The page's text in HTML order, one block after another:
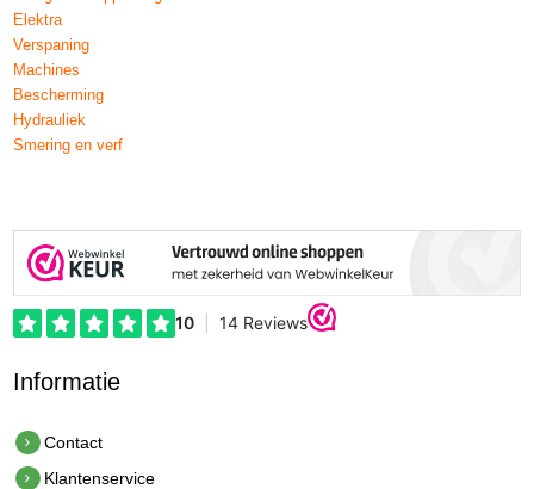
Elektra
Verspaning
Machines
Bescherming
Hydrauliek
Smering en verf
Informatie
Contact
Klantenservice